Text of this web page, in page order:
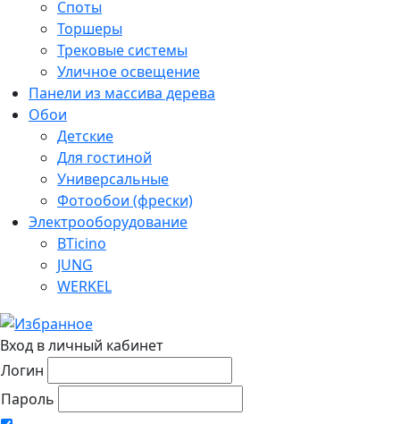
Споты
Торшеры
Трековые системы
Уличное освещение
Панели из массива дерева
Обои
Детские
Для гостиной
Универсальные
Фотообои (фрески)
Электрооборудование
BTicino
JUNG
WERKEL
Вход в личный кабинет
Логин
Пароль